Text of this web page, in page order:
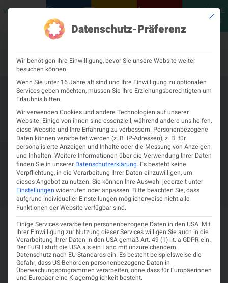
VERANSTALTUNGENPODCASTS NEUROLOGISCH KONTAKT
MEINE
ÖGN
ÖGN Aus- und
Weiterbildungsseminar 2027 – 2.
Modul
14. OKTOBER 2027 – 16. OKTOBER 2027
SALZBURG, HOTEL HEFFTERHOF
SAVE THE DATE
Details zur Veranstaltung
Mit
Datenschutz-Präferenz
Wir benötigen Ihre Einwilligung, bevor Sie unsere Website weiter
besuchen können.
Wenn Sie unter 16 Jahre alt sind und Ihre Einwilligung zu optionalen
Services geben möchten, müssen Sie Ihre Erziehungsberechtigten um
Erlaubnis bitten.
Wir verwenden Cookies und andere Technologien auf unserer
Website. Einige von ihnen sind essenziell, während andere uns helfen,
diese Website und Ihre Erfahrung zu verbessern. Personenbezogene
Daten können verarbeitet werden (z. B. IP-Adressen), z. B. für
personalisierte Anzeigen und Inhalte oder die Messung von Anzeigen
und Inhalten.Weitere Informationen über die Verwendung Ihrer Daten
finden Sie in unserer Datenschutzerklärung. Es besteht keine
Verpflichtung, in die Verarbeitung Ihrer Daten einzuwilligen, um
dieses Angebot zu nutzen.Sie können Ihre Auswahl jederzeit unter
Einstellungen widerrufen oder anpassen. Bitte beachten Sie, dass
aufgrund individueller Einstellungen möglicherweise nicht alle
Funktionen der Website verfügbar sind.
Einige Services verarbeiten personenbezogene Daten in den USA. Mit
Ihrer Einwilligung zur Nutzung dieser Services willigen Sie auch in die
Verarbeitung Ihrer Daten in den USA gemäß Art. 49 (1) lit. a GDPR ein.
Der EuGH stuft die USA als ein Land mit unzureichendem
Datenschutz nach EU-Standards ein. Es besteht beispielsweise die
Gefahr, dass US-Behörden personenbezogene Daten in
Überwachungsprogrammen verarbeiten, ohne dass für Europäerinnen
und Europäer eine Klagemöglichkeit besteht.